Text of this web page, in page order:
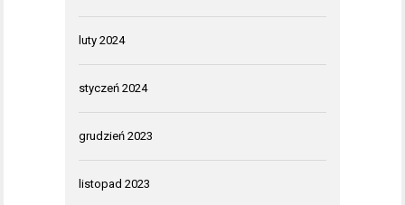
luty 2024
styczeń 2024
grudzień 2023
listopad 2023